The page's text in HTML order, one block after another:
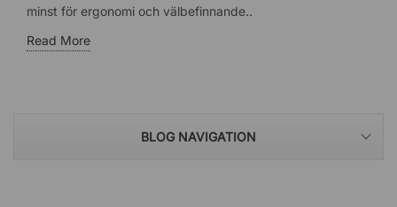
minst för ergonomi och välbefinnande..
Read More
BLOG NAVIGATION